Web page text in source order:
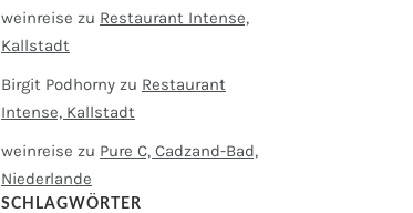
weinreise zu Restaurant Intense,
Kallstadt
Birgit Podhorny zu Restaurant
Intense, Kallstadt
weinreise zu Pure C, Cadzand-Bad,
Niederlande
SCHLAGWÖRTER